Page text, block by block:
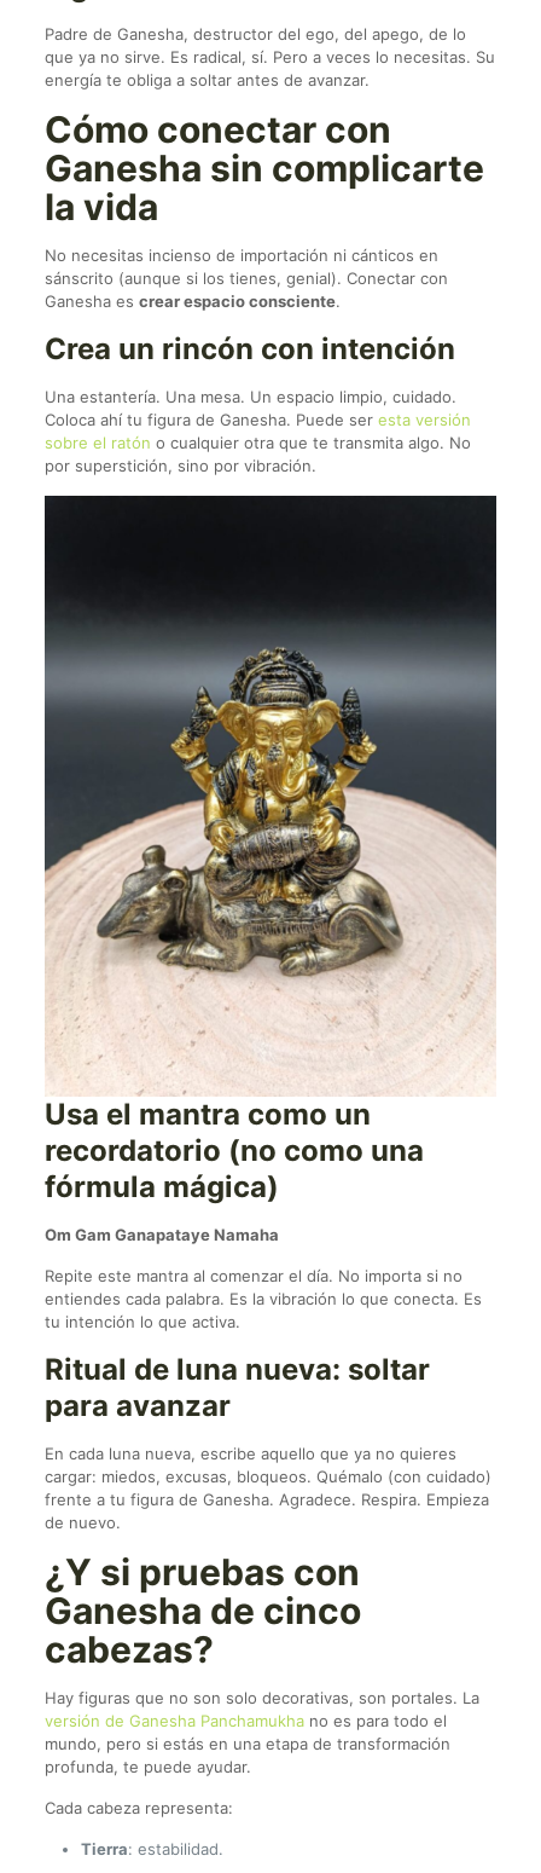
Padre de Ganesha, destructor del ego, del apego, de lo
que ya no sirve. Es radical, sí. Pero a veces lo necesitas. Su
energía te obliga a soltar antes de avanzar.
Cómo conectar con
Ganesha sin complicarte
la vida
No necesitas incienso de importación ni cánticos en
sánscrito (aunque si los tienes, genial). Conectar con
Ganesha es crear espacio consciente.
Crea un rincón con intención
Una estantería. Una mesa. Un espacio limpio, cuidado.
Coloca ahí tu figura de Ganesha. Puede seresta versión
sobre el ratón o cualquier otra que te transmita algo. No
por superstición, sino por vibración.
Usa el mantra como un
recordatorio (no como una
fórmula mágica)
Om Gam Ganapataye Namaha
Repite este mantra al comenzar el día. No importa si no
entiendes cada palabra. Es la vibración lo que conecta. Es
tu intención lo que activa.
Ritual de luna nueva: soltar
para avanzar
En cada luna nueva, escribe aquello que ya no quieres
cargar: miedos, excusas, bloqueos. Quémalo (con cuidado)
frente a tu figura de Ganesha. Agradece. Respira. Empieza
de nuevo.
¿Y si pruebas con
Ganesha de cinco
cabezas?
Hay figuras que no son solo decorativas, son portales. La
versión de Ganesha Panchamukhano es para todo el
mundo, pero si estás en una etapa de transformación
profunda, te puede ayudar.
Cada cabeza representa:
Tierra: estabilidad.